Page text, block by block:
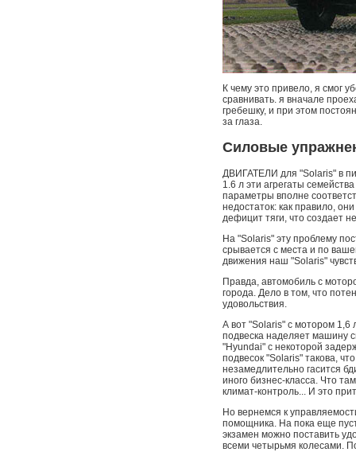
К чему это привело, я смог
сравнивать. я вначале
гребешку, и при этом
за глаза.
Силовые
ДВИГАТЕЛИ для "Solaris" в
1.6 л эти агрегаты
параметры вполне
недостаток: как правило,
дефицит тяги, что создает
На "Solaris" эту проблему
срывается с места и по
движения наш "Solaris"
Правда, автомобиль с
города. Дело в том, что
удовольствия.
А вот "Solaris" с мотором 1,6
подвеска наделяет машину
"Hyundai" с некоторой
подвесок "Solaris" такова,
незамедлительно гасится
иного бизнес-класса. Что
климат-контроль... И это
Но вернемся к
помощника. На пока еще
экзамен можно поставить
всеми четырьмя колесами.